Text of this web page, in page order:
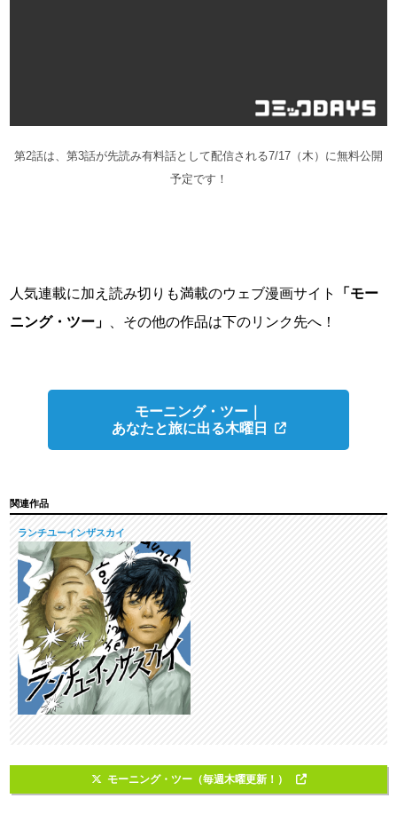
第2話は、第3話が先読み有料話として配信される7/17（木）に無料公開
予定です！
人気連載に加え読み切りも満載のウェブ漫画サイト
「モー
ニング・ツー」
、その他の作品は下のリンク先へ！
モーニング・ツー｜
あなたと旅に出る木曜日
関連作品
ランチユーインザスカイ
モーニング・ツー（毎週木曜更新！）